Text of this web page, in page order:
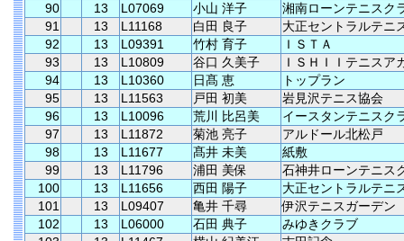
90
13 L07069 小山 洋子
湘南ローンテニスク
91
13 L11168 白田 良子
大正セントラルテニ
92
13 L09391 竹村 育子
ＩＳＴＡ
93
13 L10809 谷口 久美子
ＩＳＨＩＩテニスア
94
13 L10360 日髙 恵
トップラン
95
13 L11563 戸田 初美
岩見沢テニス協会
96
13 L10096 荒川 比呂美
イースタンテニスク
97
13 L11872 菊池 亮子
アルドール北松戸
98
13 L11677 髙井 未美
紙敷
99
13 L11796 浦田 美保
石神井ローンテニス
100
13 L11656 西田 陽子
大正セントラルテニ
101
13 L09407 亀井 千尋
伊沢テニスガーデン
102
13 L06000 石田 典子
みゆきクラブ